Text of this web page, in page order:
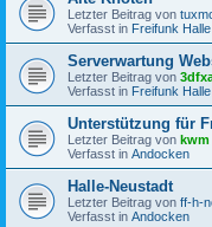
Letzter Beitrag von
Verfasst in Freifunk Halle
Serverwartung
Letzter Beitrag von
Verfasst in Freifunk Halle
Unterstützung für
Letzter Beitrag von kwm
Verfasst in Andocken
Halle-Neustadt
Letzter Beitrag von ff-h-
Verfasst in Andocken